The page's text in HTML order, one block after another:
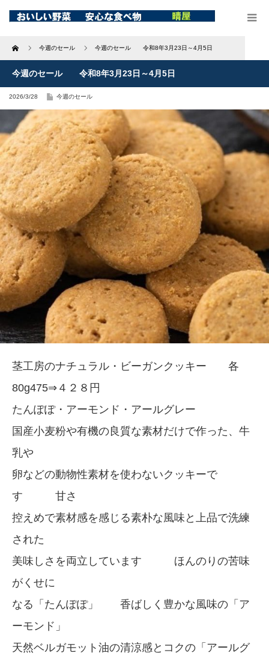
Home 今週のセール 今週のセール 令和8年3月23日～4月5日
今週のセール 令和8年3月23日～4月5日
2026/3/28 今週のセール
茎工房のナチュラル・ビーガンクッキー 各
80g475⇒４２８円
たんぽぽ・アーモンド・アールグレー
国産小麦粉や有機の良質な素材だけで作った、牛
乳や
卵などの動物性素材を使わないクッキーで
す 甘さ
控えめで素材感を感じる素朴な風味と上品で洗練
された
美味しさを両立しています ほんのりの苦味
がくせに
なる「たんぽぽ」 香ばしく豊かな風味の「ア
ーモンド」
天然ベルガモット油の清涼感とコクの「アールグ